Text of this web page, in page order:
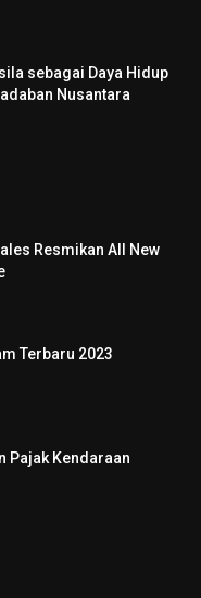
sebagai Daya Hidup
Nusantara
Resmikan All New
Terbaru 2023
Pajak Kendaraan